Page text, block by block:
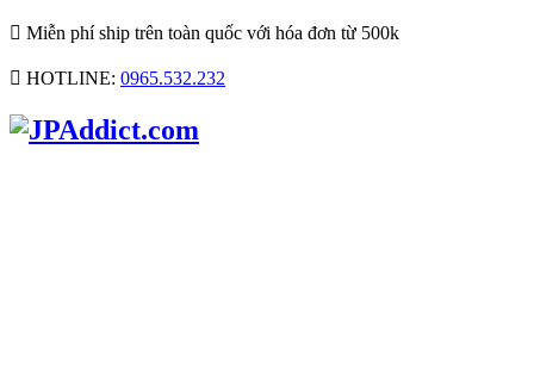
 Miễn phí ship trên toàn quốc với hóa đơn từ 500k
 HOTLINE: 0965.532.232